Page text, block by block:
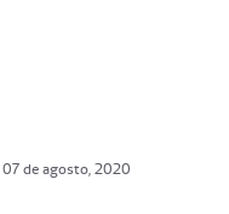
07 de agosto, 2020